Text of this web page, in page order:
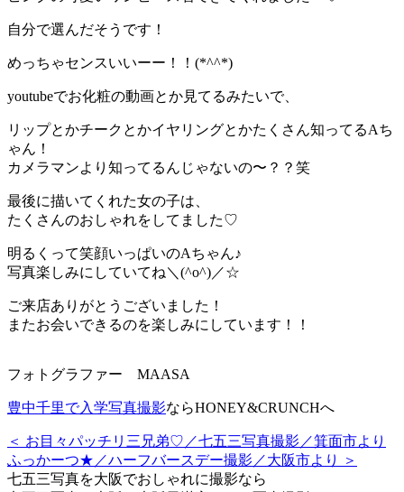
自分で選んだそうです！
めっちゃセンスいいーー！！(*^^*)
youtubeでお化粧の動画とか見てるみたいで、
リップとかチークとかイヤリングとかたくさん知ってるAち
ゃん！
カメラマンより知ってるんじゃないの〜？？笑
最後に描いてくれた女の子は、
たくさんのおしゃれをしてました♡
明るくって笑顔いっぱいのAちゃん♪
写真楽しみにしていてね＼(^o^)／☆
ご来店ありがとうございました！
またお会いできるのを楽しみにしています！！
フォトグラファー MAASA
豊中千里で入学写真撮影ならHONEY&CRUNCHへ
＜ お目々パッチリ三兄弟♡／七五三写真撮影／箕面市より
ふっかーつ★／ハーフバースデー撮影／大阪市より ＞
七五三写真を大阪でおしゃれに撮影なら